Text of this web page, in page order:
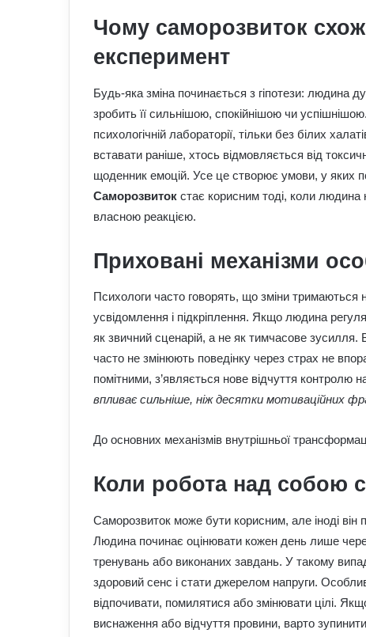
Чому саморозвиток
експеримент
Будь-яка зміна починається з гіпотези: людина
зробить її сильнішою, спокійнішою чи
психологічній лабораторії, тільки без білих
вставати раніше, хтось відмовляється від
щоденник емоцій. Усе це створює умови, у яких
Саморозвиток стає корисним тоді, коли людина
власною реакцією.
Приховані механізми
Психологи часто говорять, що зміни тримаються
усвідомлення і підкріплення. Якщо людина
як звичний сценарій, а не як тимчасове
часто не змінюють поведінку через страх не
помітними, з’являється нове відчуття контролю
впливає сильніше, ніж десятки мотиваційних
До основних механізмів внутрішньої
Коли робота над собою
Саморозвиток може бути корисним, але іноді
Людина починає оцінювати кожен день лише
тренувань або виконаних завдань. У такому
здоровий сенс і стати джерелом напруги.
відпочивати, помилятися або змінювати цілі.
виснаження або відчуття провини, варто